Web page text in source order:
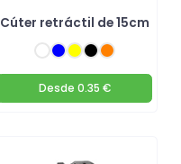
Cúter retráctil de 15cm
Desde 0.35 €